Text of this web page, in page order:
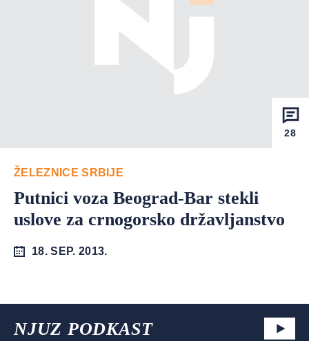
28
ŽELEZNICE SRBIJE
Putnici voza Beograd-Bar stekli
uslove za crnogorsko državljanstvo
18. SEP. 2013.
NJUZ PODKAST